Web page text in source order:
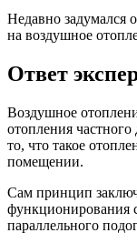
Недавно задумался
на воздушное
Ответ
Воздушное
отопления
то, что такое
помещении.
Сам принцип
функционирования
параллельного